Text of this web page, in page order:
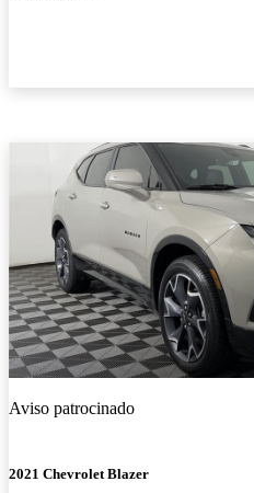
Aviso patrocinado
2021 Chevrolet Blazer